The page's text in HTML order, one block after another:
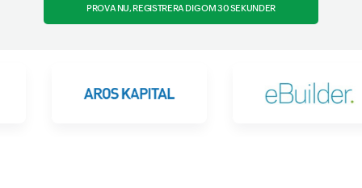
PROVA NU, REGISTRERA DIG OM 30 SEKUNDER